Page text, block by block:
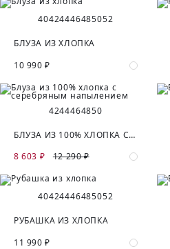
40424446485052
БЛУЗА ИЗ ХЛОПКА
10 990 ₽
4244464850
БЛУЗА ИЗ 100% ХЛОПКА С СЕРЕБРЯНЫМ НАПЫЛЕНИЕМ
8 603 ₽
12 290 ₽
40424446485052
РУБАШКА ИЗ ХЛОПКА
11 990 ₽